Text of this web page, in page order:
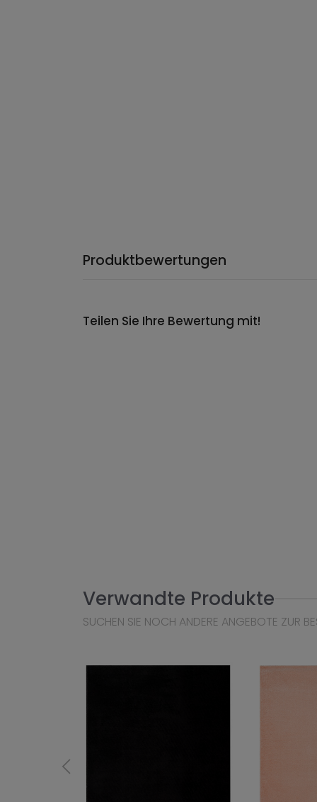
Produktbewertungen
Teilen Sie Ihre Bewertung mit!
Verwandte Produkte
SUCHEN SIE NOCH ANDERE ANGEBOTE ZUR